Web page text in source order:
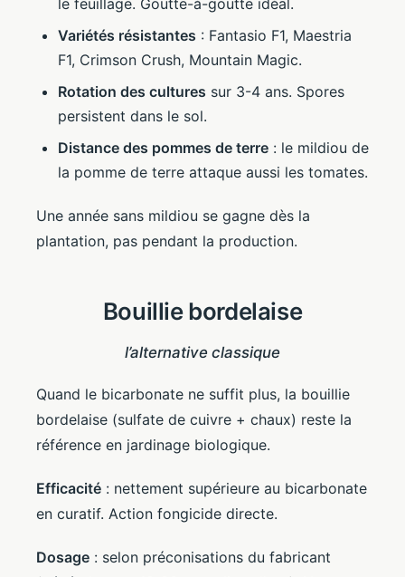
le feuillage. Goutte-à-goutte idéal.
Variétés résistantes : Fantasio F1, Maestria
F1, Crimson Crush, Mountain Magic.
Rotation des cultures sur 3-4 ans. Spores
persistent dans le sol.
Distance des pommes de terre : le mildiou de
la pomme de terre attaque aussi les tomates.
Une année sans mildiou se gagne dès la
plantation, pas pendant la production.
Bouillie bordelaise
l’alternative classique
Quand le bicarbonate ne suffit plus, la bouillie
bordelaise (sulfate de cuivre + chaux) reste la
référence en jardinage biologique.
Efficacité : nettement supérieure au bicarbonate
en curatif. Action fongicide directe.
Dosage : selon préconisations du fabricant